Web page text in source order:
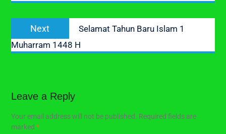
Next
Next
post:
Selamat Tahun Baru Islam 1
Muharram 1448 H
Leave a Reply
Your email address will not be published. Required fields are
marked *